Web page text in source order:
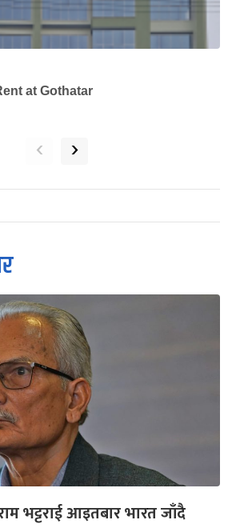
at Gothatar
‹ ›
भट्टराई आइतबार भारत जाँदै